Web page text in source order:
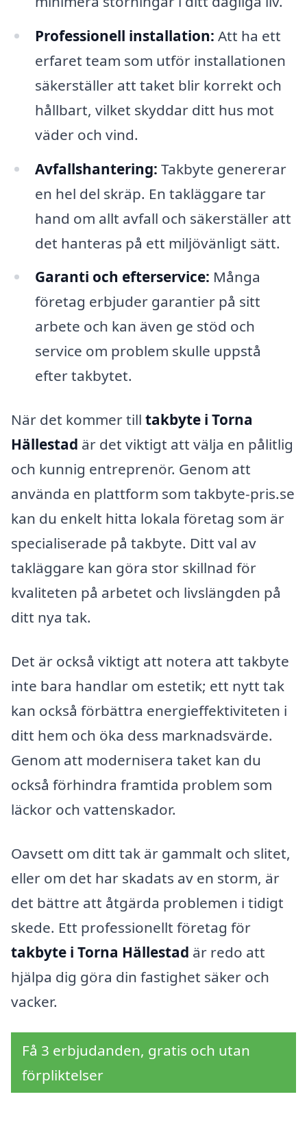
Professionell installation: Att ha ett
erfaret team som utför installationen
säkerställer att taket blir korrekt och
hållbart, vilket skyddar ditt hus mot
väder och vind.
Avfallshantering: Takbyte genererar
en hel del skräp. En takläggare tar
hand om allt avfall och säkerställer att
det hanteras på ett miljövänligt sätt.
Garanti och efterservice: Många
företag erbjuder garantier på sitt
arbete och kan även ge stöd och
service om problem skulle uppstå
efter takbytet.
När det kommer till takbyte i Torna
Hällestad är det viktigt att välja en pålitlig
och kunnig entreprenör. Genom att
använda en plattform som takbyte-pris.se
kan du enkelt hitta lokala företag som är
specialiserade på takbyte. Ditt val av
takläggare kan göra stor skillnad för
kvaliteten på arbetet och livslängden på
ditt nya tak.
Det är också viktigt att notera att takbyte
inte bara handlar om estetik; ett nytt tak
kan också förbättra energieffektiviteten i
ditt hem och öka dess marknadsvärde.
Genom att modernisera taket kan du
också förhindra framtida problem som
läckor och vattenskador.
Oavsett om ditt tak är gammalt och slitet,
eller om det har skadats av en storm, är
det bättre att åtgärda problemen i tidigt
skede. Ett professionellt företag för
takbyte i Torna Hällestad är redo att
hjälpa dig göra din fastighet säker och
vacker.
Få 3 erbjudanden, gratis och utan
förpliktelser